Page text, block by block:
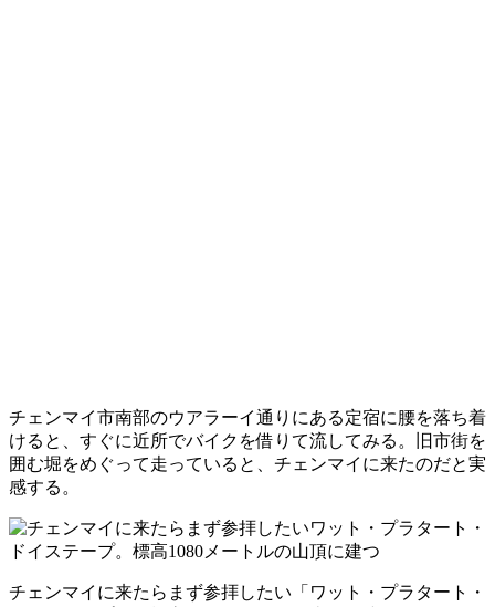
チェンマイ市南部のウアラーイ通りにある定宿に腰を落ち着
けると、すぐに近所でバイクを借りて流してみる。旧市街を
囲む堀をめぐって走っていると、チェンマイに来たのだと実
感する。
チェンマイに来たらまず参拝したい「ワット・プラタート・